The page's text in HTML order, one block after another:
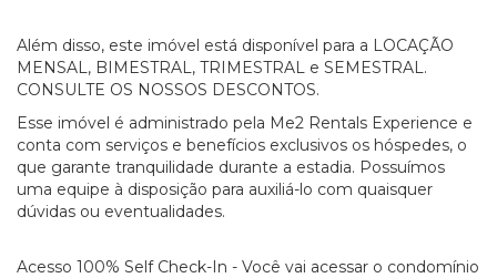
Além disso, este imóvel está disponível para a LOCAÇÃO
MENSAL, BIMESTRAL, TRIMESTRAL e SEMESTRAL.
CONSULTE OS NOSSOS DESCONTOS.
Esse imóvel é administrado pela Me2 Rentals Experience e
conta com serviços e benefícios exclusivos os hóspedes, o
que garante tranquilidade durante a estadia. Possuímos
uma equipe à disposição para auxiliá-lo com quaisquer
dúvidas ou eventualidades.
Acesso 100% Self Check-In - Você vai acessar o condomínio